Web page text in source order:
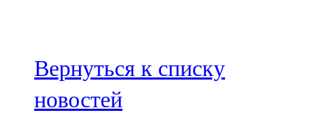
100,3 FM
Зәй
106,6 FM
Вернуться к списку
новостей